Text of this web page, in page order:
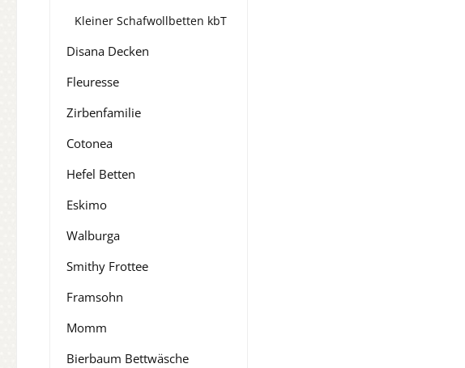
Kleiner Schafwollbetten kbT
Disana Decken
Fleuresse
Zirbenfamilie
Cotonea
Hefel Betten
Eskimo
Walburga
Smithy Frottee
Framsohn
Momm
Bierbaum Bettwäsche